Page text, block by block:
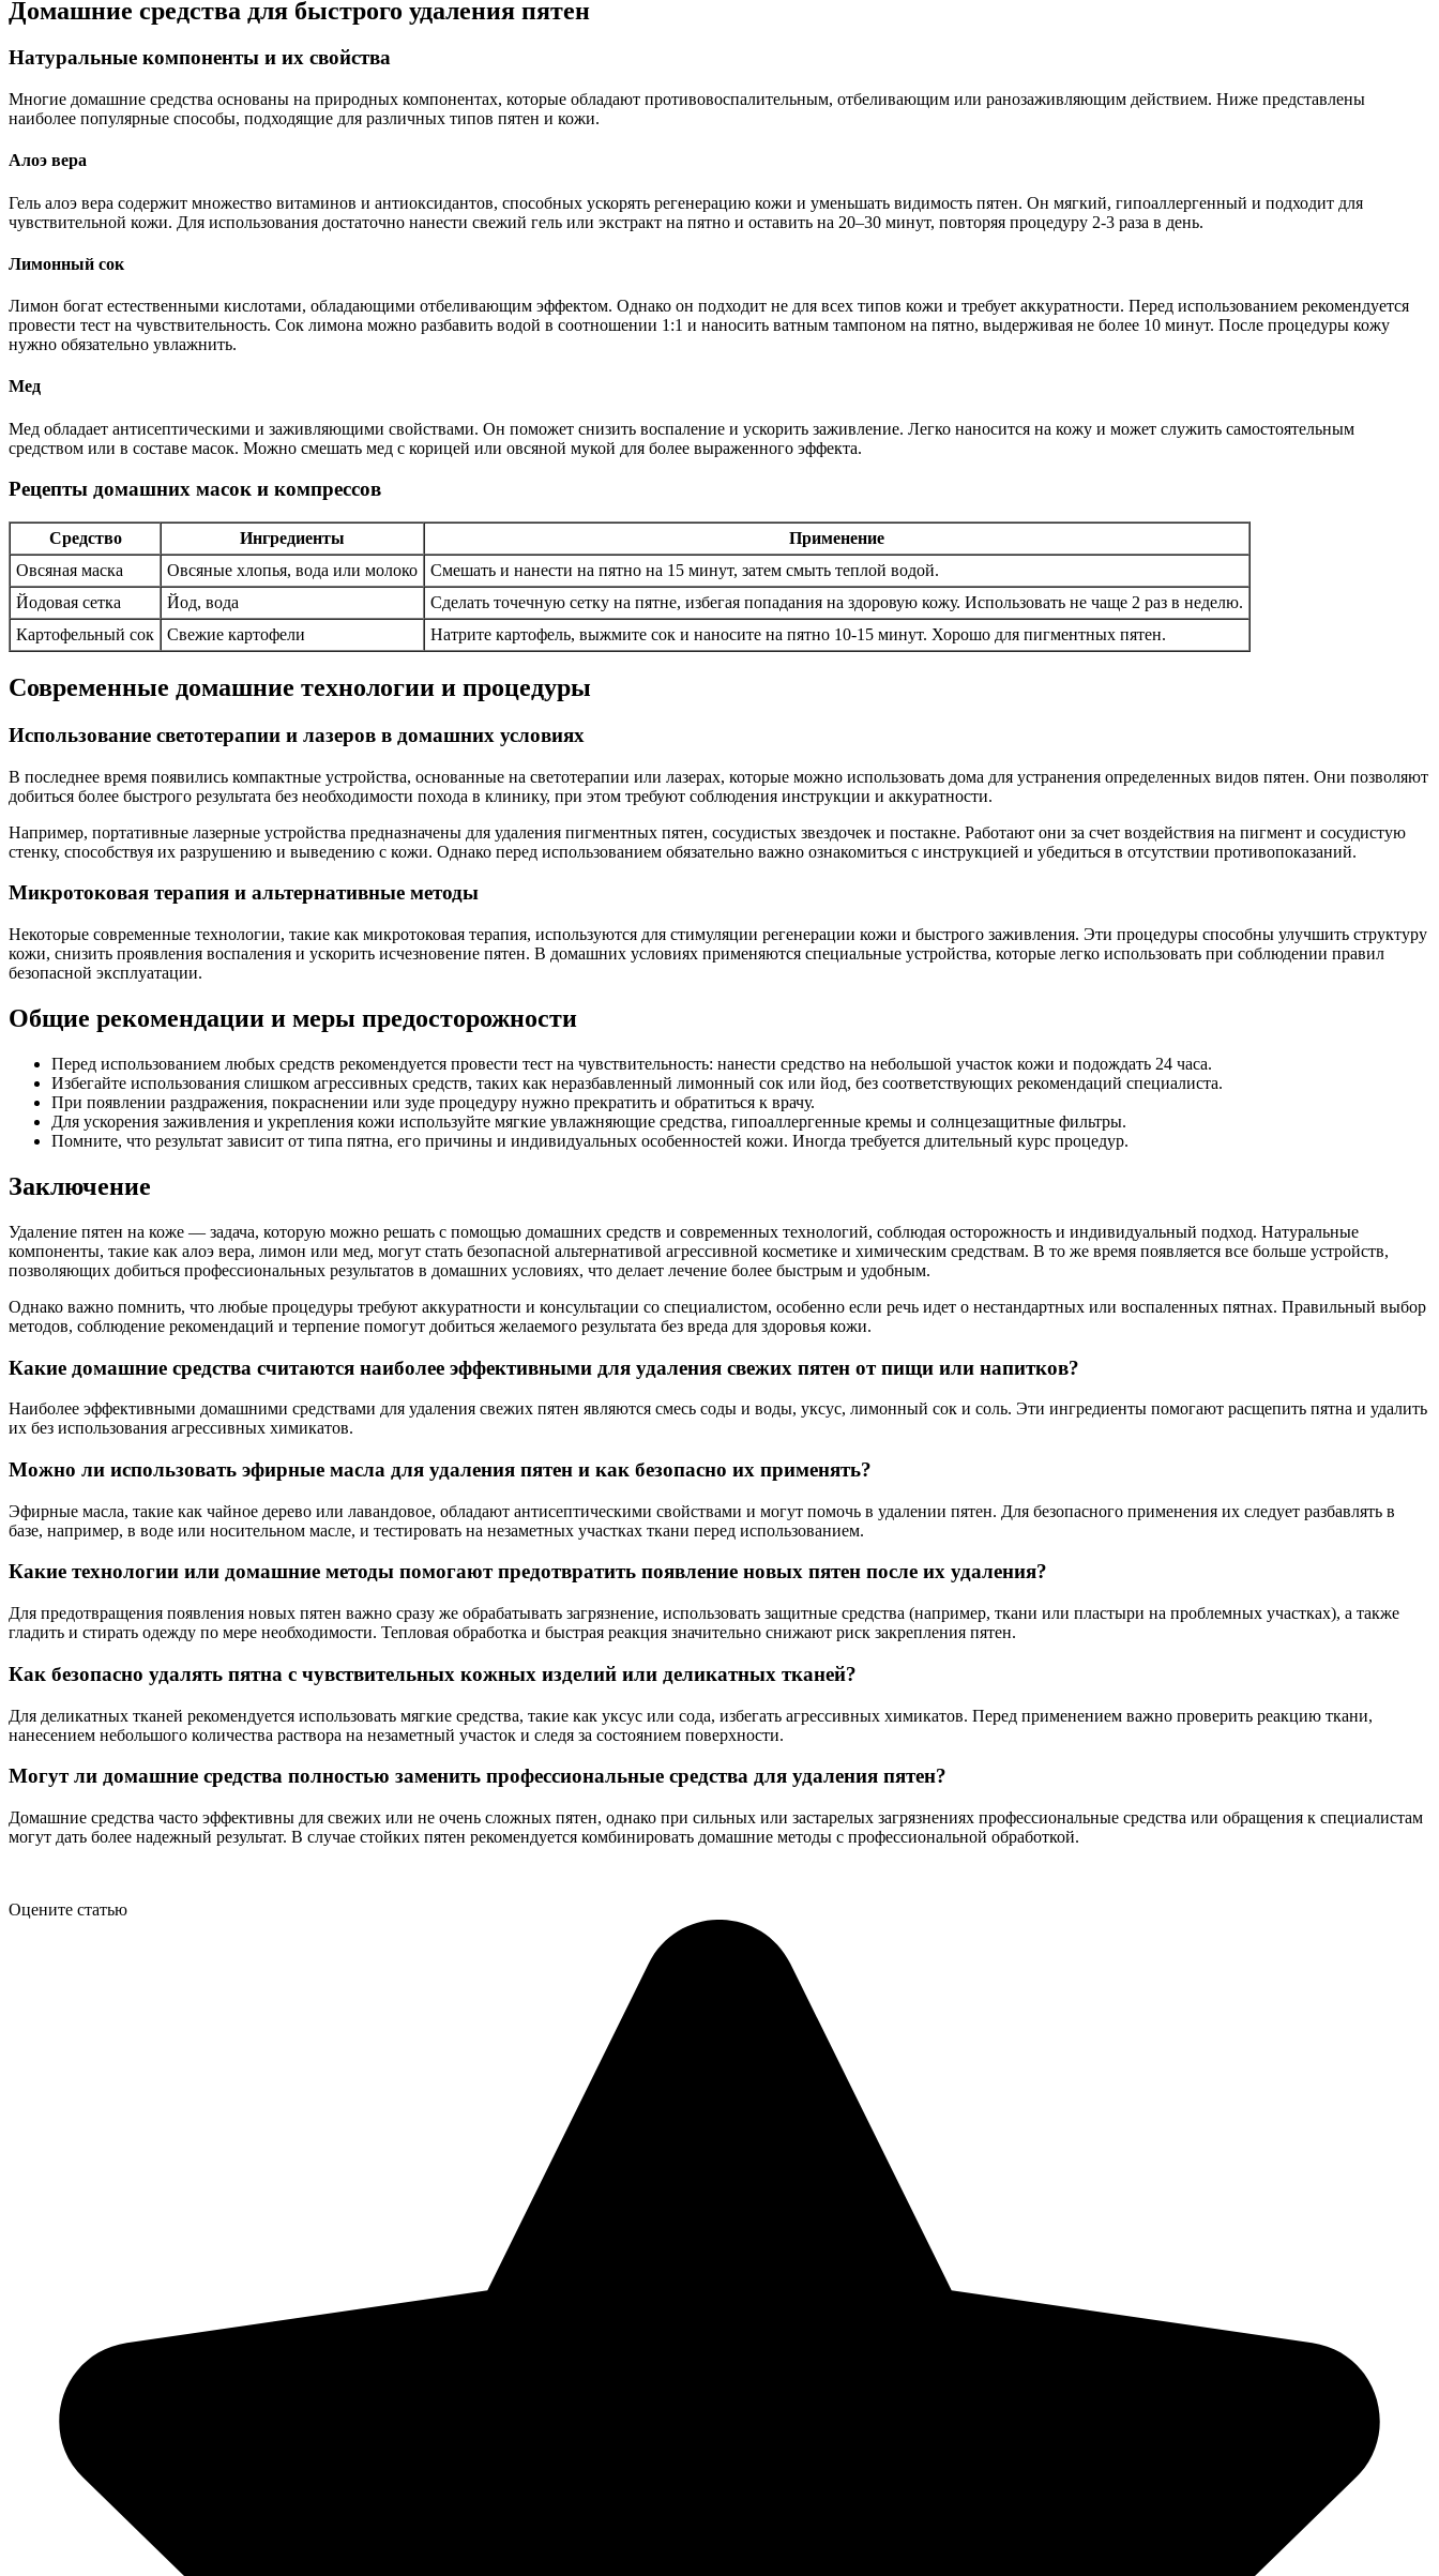
Домашние средства для быстрого удаления пятен
Натуральные компоненты и их свойства
Многие домашние средства основаны на природных компонентах, которые обладают противовоспалительным, отбеливающим или ранозаживляющим действием. Ниже представлены
наиболее популярные способы, подходящие для различных типов пятен и кожи.
Алоэ вера
Гель алоэ вера содержит множество витаминов и антиоксидантов, способных ускорять регенерацию кожи и уменьшать видимость пятен. Он мягкий, гипоаллергенный и подходит для
чувствительной кожи. Для использования достаточно нанести свежий гель или экстракт на пятно и оставить на 20–30 минут, повторяя процедуру 2-3 раза в день.
Лимонный сок
Лимон богат естественными кислотами, обладающими отбеливающим эффектом. Однако он подходит не для всех типов кожи и требует аккуратности. Перед использованием рекомендуется
провести тест на чувствительность. Сок лимона можно разбавить водой в соотношении 1:1 и наносить ватным тампоном на пятно, выдерживая не более 10 минут. После процедуры кожу
нужно обязательно увлажнить.
Мед
Мед обладает антисептическими и заживляющими свойствами. Он поможет снизить воспаление и ускорить заживление. Легко наносится на кожу и может служить самостоятельным
средством или в составе масок. Можно смешать мед с корицей или овсяной мукой для более выраженного эффекта.
Рецепты домашних масок и компрессов
Средство Ингредиенты
Применение
Овсяная маска
Овсяные хлопья, вода или молоко
Смешать и нанести на пятно на 15 минут, затем смыть теплой водой.
Йодовая сетка
Йод, вода
Сделать точечную сетку на пятне, избегая попадания на здоровую кожу. Использовать не чаще 2 раз в неделю.
Картофельный сок
Свежие картофели Натрите картофель, выжмите сок и наносите на пятно 10-15 минут. Хорошо для пигментных пятен.
Современные домашние технологии и процедуры
Использование светотерапии и лазеров в домашних условиях
В последнее время появились компактные устройства, основанные на светотерапии или лазерах, которые можно использовать дома для устранения определенных видов пятен. Они позволяют
добиться более быстрого результата без необходимости похода в клинику, при этом требуют соблюдения инструкции и аккуратности.
Например, портативные лазерные устройства предназначены для удаления пигментных пятен, сосудистых звездочек и постакне. Работают они за счет воздействия на пигмент и сосудистую
стенку, способствуя их разрушению и выведению с кожи. Однако перед использованием обязательно важно ознакомиться с инструкцией и убедиться в отсутствии противопоказаний.
Микротоковая терапия и альтернативные методы
Некоторые современные технологии, такие как микротоковая терапия, используются для стимуляции регенерации кожи и быстрого заживления. Эти процедуры способны улучшить структуру
кожи, снизить проявления воспаления и ускорить исчезновение пятен. В домашних условиях применяются специальные устройства, которые легко использовать при соблюдении правил
безопасной эксплуатации.
Общие рекомендации и меры предосторожности
Перед использованием любых средств рекомендуется провести тест на чувствительность: нанести средство на небольшой участок кожи и подождать 24 часа.
Избегайте использования слишком агрессивных средств, таких как неразбавленный лимонный сок или йод, без соответствующих рекомендаций специалиста.
При появлении раздражения, покраснении или зуде процедуру нужно прекратить и обратиться к врачу.
Для ускорения заживления и укрепления кожи используйте мягкие увлажняющие средства, гипоаллергенные кремы и солнцезащитные фильтры.
Помните, что результат зависит от типа пятна, его причины и индивидуальных особенностей кожи. Иногда требуется длительный курс процедур.
Заключение
Удаление пятен на коже — задача, которую можно решать с помощью домашних средств и современных технологий, соблюдая осторожность и индивидуальный подход. Натуральные
компоненты, такие как алоэ вера, лимон или мед, могут стать безопасной альтернативой агрессивной косметике и химическим средствам. В то же время появляется все больше устройств,
позволяющих добиться профессиональных результатов в домашних условиях, что делает лечение более быстрым и удобным.
Однако важно помнить, что любые процедуры требуют аккуратности и консультации со специалистом, особенно если речь идет о нестандартных или воспаленных пятнах. Правильный выбор
методов, соблюдение рекомендаций и терпение помогут добиться желаемого результата без вреда для здоровья кожи.
Какие домашние средства считаются наиболее эффективными для удаления свежих пятен от пищи или напитков?
Наиболее эффективными домашними средствами для удаления свежих пятен являются смесь соды и воды, уксус, лимонный сок и соль. Эти ингредиенты помогают расщепить пятна и удалить
их без использования агрессивных химикатов.
Можно ли использовать эфирные масла для удаления пятен и как безопасно их применять?
Эфирные масла, такие как чайное дерево или лавандовое, обладают антисептическими свойствами и могут помочь в удалении пятен. Для безопасного применения их следует разбавлять в
базе, например, в воде или носительном масле, и тестировать на незаметных участках ткани перед использованием.
Какие технологии или домашние методы помогают предотвратить появление новых пятен после их удаления?
Для предотвращения появления новых пятен важно сразу же обрабатывать загрязнение, использовать защитные средства (например, ткани или пластыри на проблемных участках), а также
гладить и стирать одежду по мере необходимости. Тепловая обработка и быстрая реакция значительно снижают риск закрепления пятен.
Как безопасно удалять пятна с чувствительных кожных изделий или деликатных тканей?
Для деликатных тканей рекомендуется использовать мягкие средства, такие как уксус или сода, избегать агрессивных химикатов. Перед применением важно проверить реакцию ткани,
нанесением небольшого количества раствора на незаметный участок и следя за состоянием поверхности.
Могут ли домашние средства полностью заменить профессиональные средства для удаления пятен?
Домашние средства часто эффективны для свежих или не очень сложных пятен, однако при сильных или застарелых загрязнениях профессиональные средства или обращения к специалистам
могут дать более надежный результат. В случае стойких пятен рекомендуется комбинировать домашние методы с профессиональной обработкой.
Оцените статью